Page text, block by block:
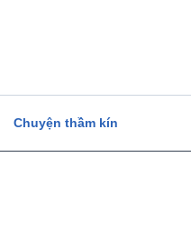
Chuyện thầm kín